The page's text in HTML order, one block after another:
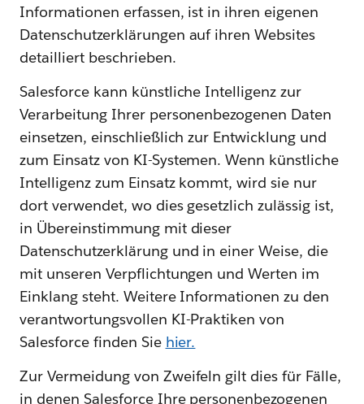
Informationen erfassen, ist in ihren eigenen
Datenschutzerklärungen auf ihren Websites
detailliert beschrieben.
Salesforce kann künstliche Intelligenz zur
Verarbeitung Ihrer personenbezogenen Daten
einsetzen, einschließlich zur Entwicklung und
zum Einsatz von KI-Systemen. Wenn künstliche
Intelligenz zum Einsatz kommt, wird sie nur
dort verwendet, wo dies gesetzlich zulässig ist,
in Übereinstimmung mit dieser
Datenschutzerklärung und in einer Weise, die
mit unseren Verpflichtungen und Werten im
Einklang steht. Weitere Informationen zu den
verantwortungsvollen KI-Praktiken von
Salesforce finden Sie hier.
Zur Vermeidung von Zweifeln gilt dies für Fälle,
in denen Salesforce Ihre personenbezogenen